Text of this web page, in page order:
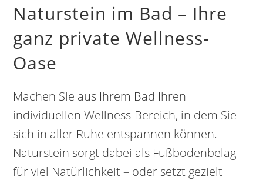
Naturstein im Bad – Ihre
ganz private Wellness-
Oase
Machen Sie aus Ihrem Bad Ihren
individuellen Wellness-Bereich, in dem Sie
sich in aller Ruhe entspannen können.
Naturstein sorgt dabei als Fußbodenbelag
für viel Natürlichkeit – oder setzt gezielt